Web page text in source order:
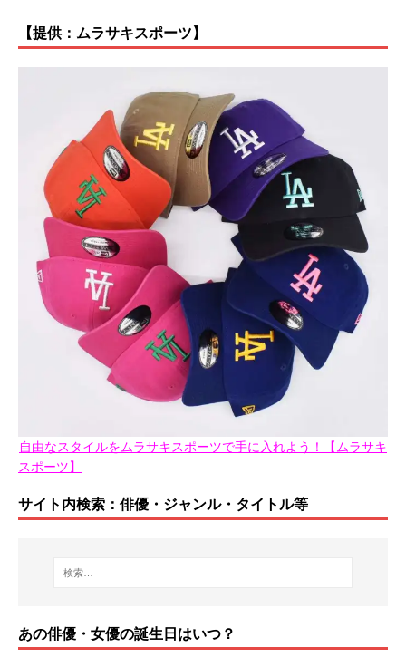
【提供：ムラサキスポーツ】
自由なスタイルをムラサキスポーツで手に入れよう！【ムラサキ
スポーツ】
サイト内検索：俳優・ジャンル・タイトル等
あの俳優・女優の誕生日はいつ？